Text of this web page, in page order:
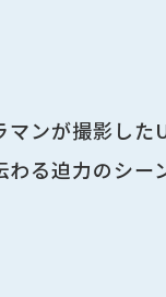
マンが撮影し
わる迫力のシー